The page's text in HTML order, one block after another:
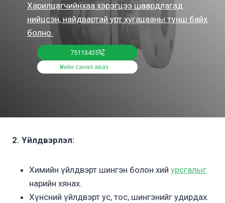
Харилцагчийнхаа хэрэгцээ шаардлагад
нийцсэн, найдвартай урт хугацааны түнш байх
болно.
75113435
Үнийн санал авах
2. Үйлдвэрлэл:
Химийн үйлдвэрт шингэн болон хий урсгалыг
нарийн хянах.
Хүнсний үйлдвэрт ус, тос, шингэнийг удирдах.